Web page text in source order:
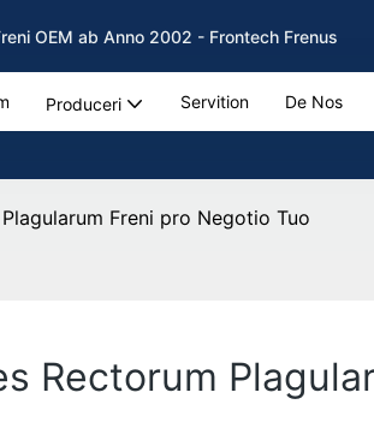
OEM ab Anno 2002 - Frontech Frenus
Produceri Servition De Nos
Freni pro Negotio Tuo
Rectorum